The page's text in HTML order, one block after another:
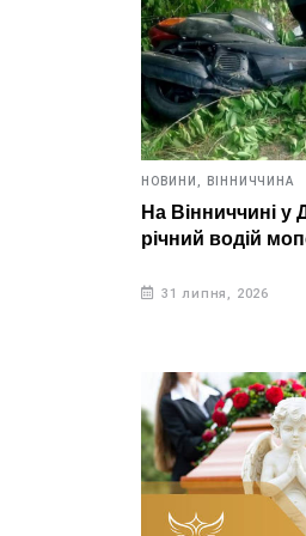
НОВИНИ, ВІННИЧЧИНА
На Вінниччині у
річний водій
31 липня, 2026